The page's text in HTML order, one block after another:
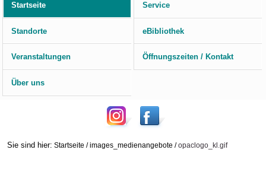
Startseite
Service
Standorte eBibliothek
Veranstaltungen Öffnungszeiten / Kontakt
Über uns
Sie sind hier: Startseite /images_medienangebote /opaclogo_kl.gif